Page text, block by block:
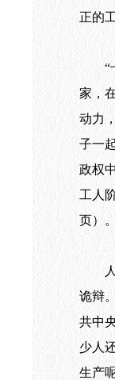
正的
“卡
家，
动力
子一
政权
工人
页）。
人
诡辩
共中
少人
生产